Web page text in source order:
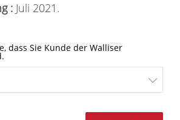
: Juli 2021.
dass Sie Kunde der Walliser